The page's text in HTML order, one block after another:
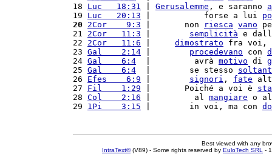
18 Luc   18:31 Gerusalemme , e saranno
19 Luc   20:13 |           forse a lui
20
2Cor    9:3 |       non riesca vano
21 2Cor   11:3 semplicità e
22 2Cor   11:6 dimostrato fra voi,
23 Gal    2:14 procedevano con
24 Gal    6:4
  |         avrà
motivo di
25 Gal    6:4
  |        se stesso
26 Efes    6:9 signori , fate
27 Fil    1:29 |       Poiché a voi è
28 Col    2:16 |         al mangiare o
29 1Pi    3:15 |        in voi, ma con
Best viewed with any
IntraText®(V89) - Some rights reserved by EuloTech SRL -